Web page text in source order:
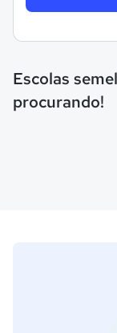
Escolas
procurando!